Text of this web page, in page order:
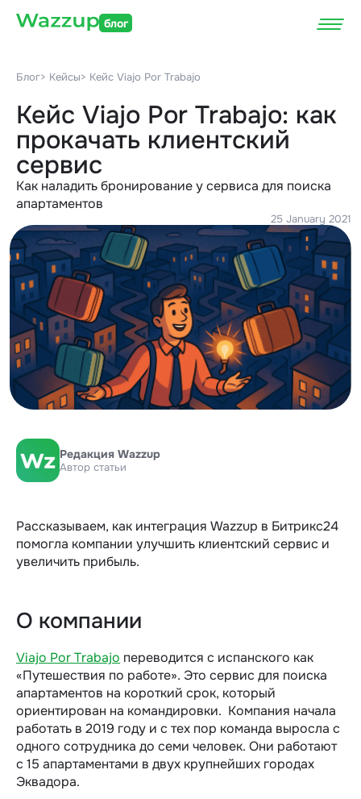
блог
Блог> Кейсы> Кейс Viajo Por Trabajo
Кейс Viajo Por Trabajo: как
прокачать клиентский
сервис
Как наладить бронирование у сервиса для поиска
апартаментов
25 January 2021
Редакция Wazzup
Автор статьи
Рассказываем, как интеграция Wazzup в Битрикс24
помогла компании улучшить клиентский сервис и
увеличить прибыль.
О компании
Viajo Por Trabajo переводится с испанского как
«Путешествия по работе». Это сервис для поиска
апартаментов на короткий срок, который
ориентирован на командировки. Компания начала
работать в 2019 году и с тех пор команда выросла с
одного сотрудника до семи человек. Они работают
с 15 апартаментами в двух крупнейших городах
Эквадора.